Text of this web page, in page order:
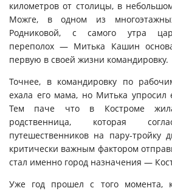
километров от столицы, в
Можге, в одном из
Родниковой, с самого утра
переполох — Митька Кашин
первую в своей жизни командировку.
Точнее, в командировку по
ехала его мама, но Митька упросил
Тем паче что в Костроме
родственница, которая
путешественников на пару-
критически важным фактором
стал именно город назначения —
Уже год прошел с того момента,